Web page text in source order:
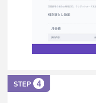
STEP 4